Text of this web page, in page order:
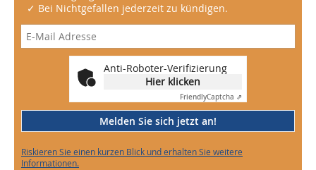
✓ Bei Nichtgefallen jederzeit zu kündigen.
Anti-Roboter-Verifizierung
Hier klicken
FriendlyCaptcha ⇗
Melden Sie sich jetzt an!
Riskieren Sie einen kurzen Blick und erhalten Sie weitere
Informationen.